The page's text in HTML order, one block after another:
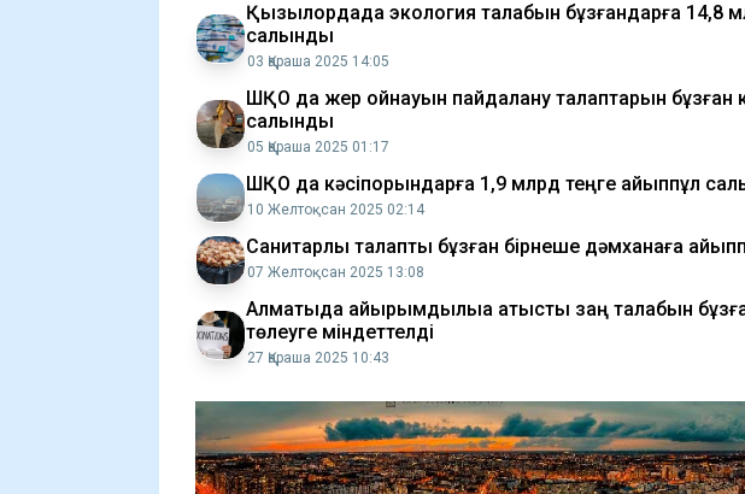
Қызылордада экология талабын бұзғандарға 14,8
салынды
03 Қараша 2025 14:05
ШҚО да жер қойнауын пайдалану талаптарын бұзған
салынды
05 Қараша 2025 01:17
ШҚО да кәсіпорындарға 1,9 млрд теңге айыппұл
10 Желтоқсан 2025 02:14
Санитарлық талапты бұзған бірнеше дәмханаға
07 Желтоқсан 2025 13:08
Алматыда қайырымдылыққа қатысты заң талабын
төлеуге міндеттелді
27 Қараша 2025 10:43